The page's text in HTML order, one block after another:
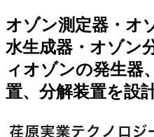
オゾン測定器・オ
水生成器・オゾン
ィオゾンの発生器
置、分解装置を設